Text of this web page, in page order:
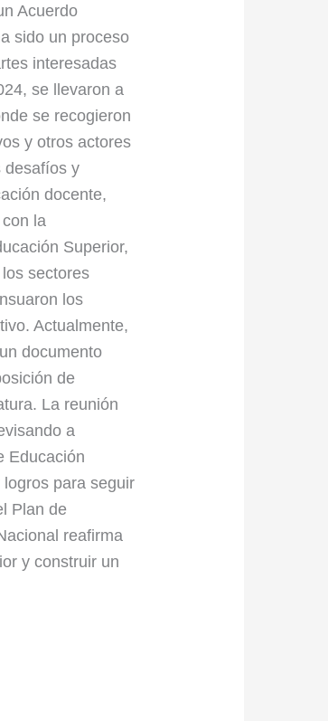
Acuerdo
sido un proceso
interesadas
se llevaron a
se recogieron
y otros actores
desafíos y
docente,
la
Superior,
sectores
los
Actualmente,
documento
de
La reunión
a
Educación
para seguir
Plan de
reafirma
y construir un